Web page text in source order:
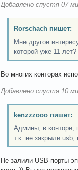
Добавлено спустя 07
Rorschach пишет:
Мне другое
которой уже 11 лет?
Во многих конторах
Добавлено спустя 10
kenzzzooo пишет:
Админы, в конторе,
т.к. не закрыли usb,
Не залили USB-порты